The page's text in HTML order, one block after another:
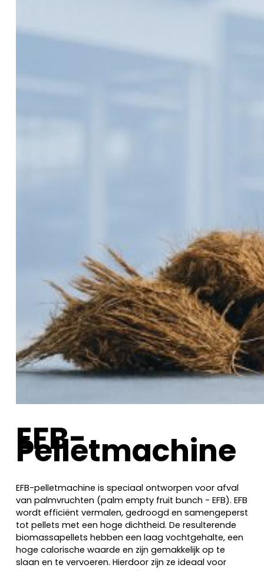
EFB-
Pelletmachine
EFB-pelletmachine is speciaal ontworpen voor afval
van palmvruchten (palm empty fruit bunch - EFB). EFB
wordt efficiënt vermalen, gedroogd en samengeperst
tot pellets met een hoge dichtheid. De resulterende
biomassapellets hebben een laag vochtgehalte, een
hoge calorische waarde en zijn gemakkelijk op te
slaan en te vervoeren. Hierdoor zijn ze ideaal voor